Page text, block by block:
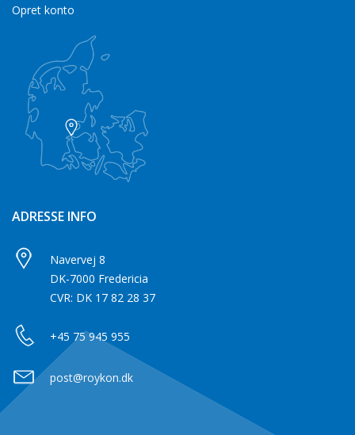
Opret konto
ADRESSE INFO
Navervej 8
DK-7000 Fredericia
CVR: DK 17 82 28 37
+45 75 945 955
post@roykon.dk